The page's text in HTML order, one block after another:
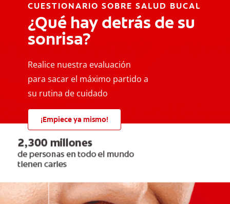
CUESTIONARIO SOBRE SALUD BUCAL
¿Qué hay detrás de su
sonrisa?
Realice nuestra evaluación
para sacar el máximo partido a
su rutina de cuidado
¡Empiece ya mismo!